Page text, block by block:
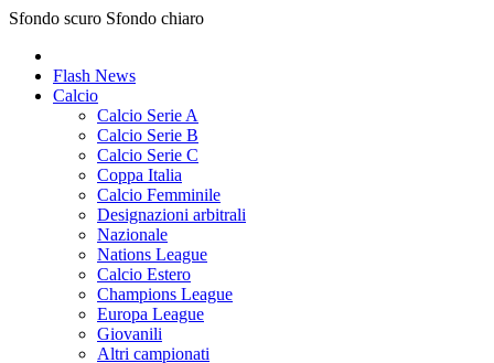
Sfondo scuro Sfondo chiaro
Flash News
Calcio
Calcio Serie A
Calcio Serie B
Calcio Serie C
Coppa Italia
Calcio Femminile
Designazioni arbitrali
Nazionale
Nations League
Calcio Estero
Champions League
Europa League
Giovanili
Altri campionati